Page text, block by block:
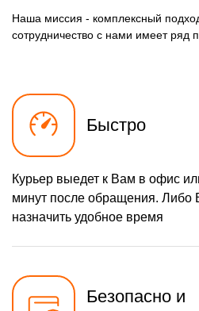
Наша миссия - комплексный
сотрудничество с нами имеет ряд
Быстро
Курьер выедет к Вам в офис
минут после обращения. Либо
назначить удобное время
Безопасно и